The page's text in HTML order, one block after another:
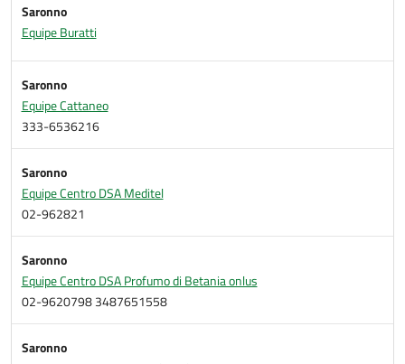
Saronno
Equipe Buratti
Saronno
Equipe Cattaneo
333-6536216
Saronno
Equipe Centro DSA Meditel
02-962821
Saronno
Equipe Centro DSA Profumo di Betania onlus
02-9620798 3487651558
Saronno